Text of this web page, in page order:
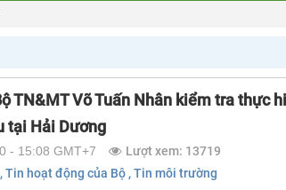
TN&MT Võ Tuấn Nhân kiểm tra thực
tại Hải Dương
- 15:08 GMT+7
Lượt xem: 13719
, Tin hoạt động của Bộ , Tin môi trường